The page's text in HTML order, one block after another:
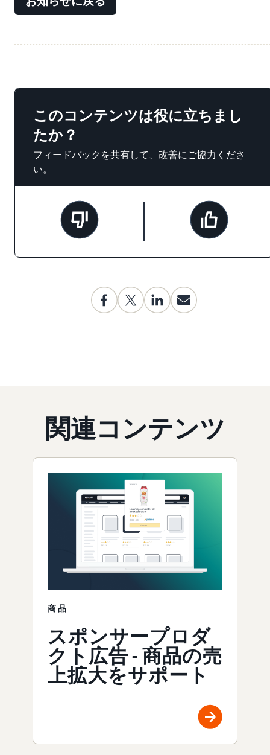
このコンテンツは役に立ちまし
たか？
フィードバックを共有して、改善にご協力くださ
い。
関連コンテンツ
商品
スポンサープロダ
クト広告 - 商品の売
上拡大をサポート